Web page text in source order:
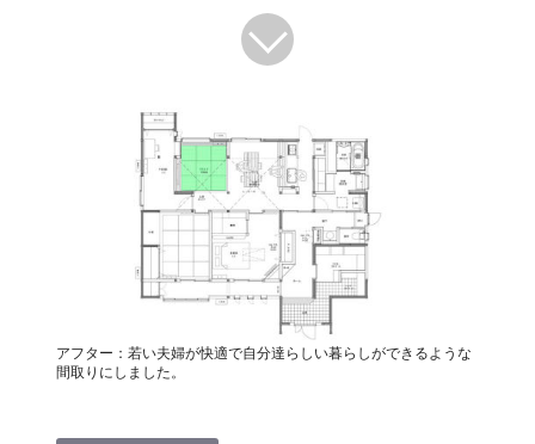
アフター：若い夫婦が快適で自分達らしい暮らしができるような
間取りにしました。